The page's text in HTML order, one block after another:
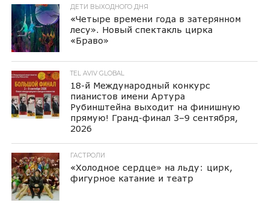
ДЕТИ ВЫХОДНОГО ДНЯ
«Четыре времени года в затерянном
лесу». Новый спектакль цирка
«Браво»
TEL AVIV GLOBAL
18-й Международный конкурс
пианистов имени Артура
Рубинштейна выходит на финишную
прямую! Гранд-финал 3–9 сентября,
2026
ГАСТРОЛИ
«Холодное сердце» на льду: цирк,
фигурное катание и театр